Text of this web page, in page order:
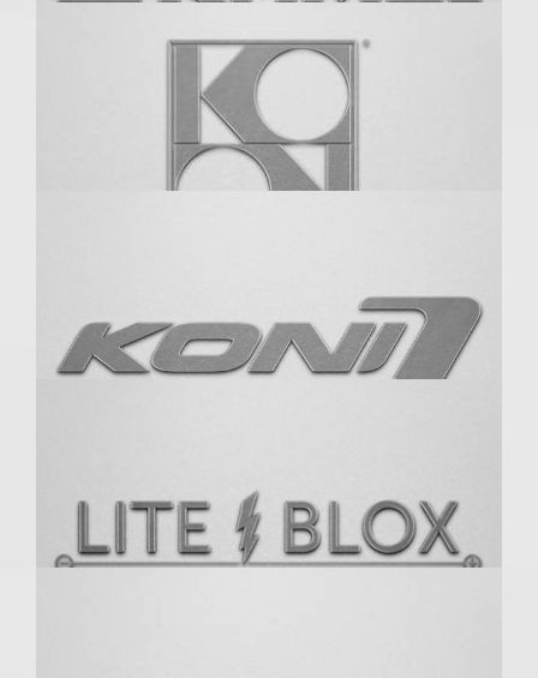
H&R
Kamei
KOKO Koture